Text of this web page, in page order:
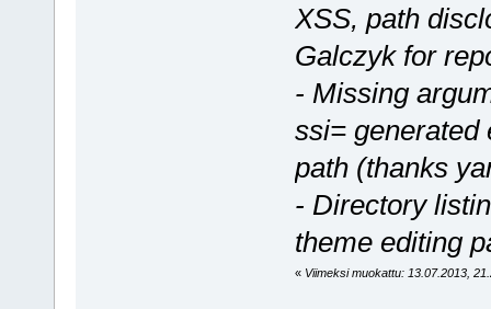
XSS, path
Galczyk for
- Missing
ssi= generated
path (thanks
- Directory
theme editing
« Viimeksi muokattu: 13.07.2013,